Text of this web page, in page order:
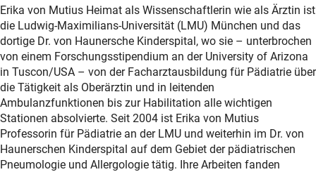
Erika von Mutius Heimat als Wissenschaftlerin wie als Ärztin ist
die Ludwig-Maximilians-Universität (LMU) München und das
dortige Dr. von Haunersche Kinderspital, wo sie – unterbrochen
von einem Forschungsstipendium an der University of Arizona
in Tuscon/USA – von der Facharztausbildung für Pädiatrie über
die Tätigkeit als Oberärztin und in leitenden
Ambulanzfunktionen bis zur Habilitation alle wichtigen
Stationen absolvierte. Seit 2004 ist Erika von Mutius
Professorin für Pädiatrie an der LMU und weiterhin im Dr. von
Haunerschen Kinderspital auf dem Gebiet der pädiatrischen
Pneumologie und Allergologie tätig. Ihre Arbeiten fanden